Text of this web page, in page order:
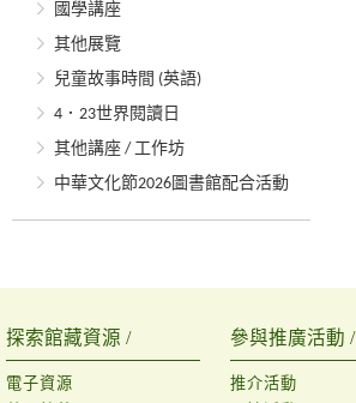
國學講座
其他展覽
兒童故事時間 (英語)
4．23世界閱讀日
其他講座 / 工作坊
中華文化節2026圖書館配合活動
探索館藏資源 /
電子資源
參與推廣活動 /
推介活動